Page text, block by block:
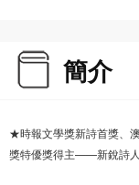
簡介
★時報文學獎新詩首獎、
獎特優獎得主——新銳詩